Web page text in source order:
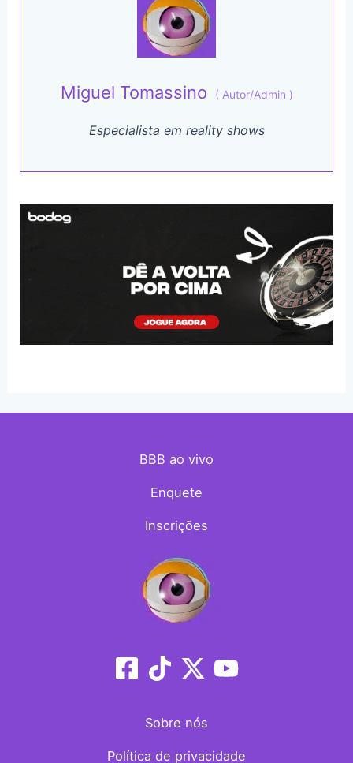
Miguel Tomassino ( Autor/Admin )
Especialista em reality shows
BBB ao vivo
Enquete
Inscrições
Sobre nós
Política de privacidade